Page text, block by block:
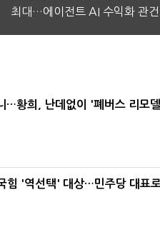
최대…에이전트 AI 수익화 관건
…황희, 난데없이 '폐버스 리모
힘 '역선택' 대상…민주당 대표